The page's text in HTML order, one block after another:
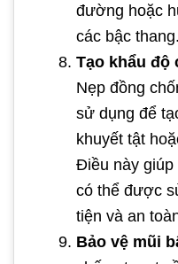
đường hoặc
các bậc thang.
Tạo khẩu độ
Nẹp đồng
sử dụng để
khuyết tật
Điều này giúp
có thể được
tiện và an
Bảo vệ mũi